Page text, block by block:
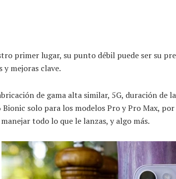
primer lugar, su punto débil puede ser su
y mejoras clave.
de gama alta similar, 5G, duración
solo para los modelos Pro y Pro Max,
todo lo que le lanzas, y algo más.